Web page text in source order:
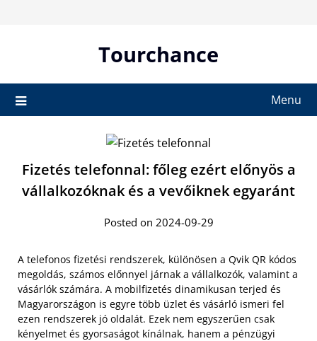
Tourchance
Menu
Fizetés telefonnal: főleg ezért előnyös a
vállalkozóknak és a vevőiknek egyaránt
Posted on 2024-09-29
A telefonos fizetési rendszerek, különösen a Qvik QR kódos
megoldás, számos előnnyel járnak a vállalkozók, valamint a
vásárlók számára. A mobilfizetés dinamikusan terjed és
Magyarországon is egyre több üzlet és vásárló ismeri fel
ezen rendszerek jó oldalát. Ezek nem egyszerűen csak
kényelmet és gyorsaságot kínálnak, hanem a pénzügyi